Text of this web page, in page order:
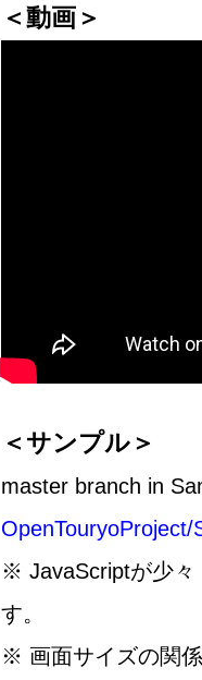
＜動画＞
＜サンプル＞
master branch in
※ JavaScriptが少々
す。
※ 画面サイズの関